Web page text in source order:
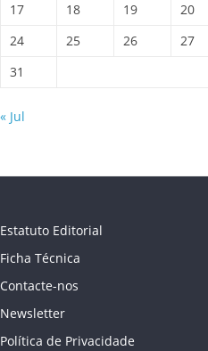
17
18 19 20
24
25 26 27
31
« Jul
Estatuto Editorial
Ficha Técnica
Contacte-nos
Newsletter
Política de Privacidade